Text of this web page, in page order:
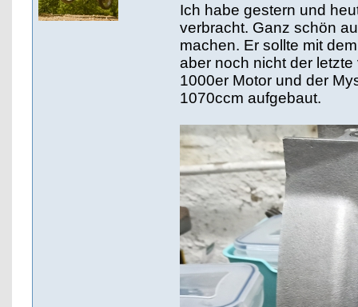
Ich habe gestern und
verbracht. Ganz schön
machen. Er sollte mit
aber noch nicht der
1000er Motor und der
1070ccm aufgebaut.